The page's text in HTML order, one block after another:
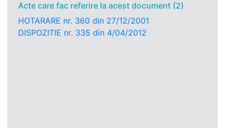
Acte care fac referire la acest document (2)
HOTARARE nr. 360 din 27/12/2001
DISPOZITIE nr. 335 din 4/04/2012